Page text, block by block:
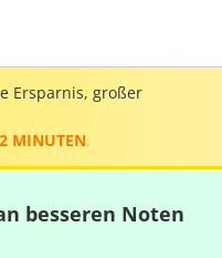
Ersparnis, großer
MINUTEN
besseren Noten